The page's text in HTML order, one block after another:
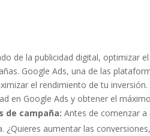
de la publicidad digital, optimizar
Google Ads, una de las
el rendimiento de tu
en Google Ads y obtener el
de campaña:Antes de comenzar
¿Quieres aumentar las